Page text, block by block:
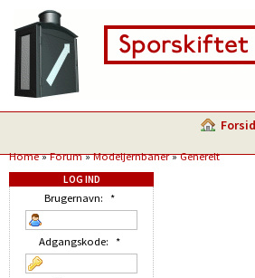
Home»Forum»Modeljernbaner»Generelt
LOG IND
Brugernavn: *
Adgangskode: *